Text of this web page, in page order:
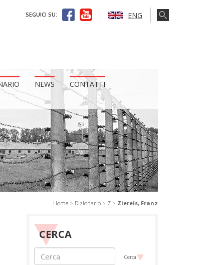
SEGUICI SU: ENG
NEWS
CONTATTI
Home > Dizionario > Z > Ziereis, Franz
CERCA
Cerca